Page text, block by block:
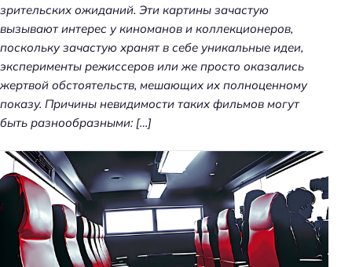
зрительских ожиданий. Эти картины зачастую
вызывают интерес у киноманов и коллекционеров,
поскольку зачастую хранят в себе уникальные идеи,
эксперименты режиссеров или же просто оказались
жертвой обстоятельств, мешающих их полноценному
показу. Причины невидимости таких фильмов могут
быть разнообразными: […]